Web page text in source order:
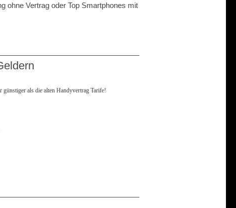
ohne Vertrag oder Top Smartphones mit
als die alten Handyvertrag Tarife!